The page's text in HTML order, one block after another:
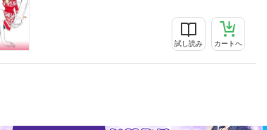
試し読み カートへ